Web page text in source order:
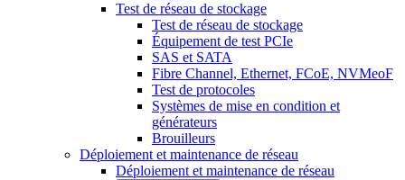
Test de réseau de stockage
Test de réseau de stockage
Équipement de test PCIe
SAS et SATA
Fibre Channel, Ethernet, FCoE, NVMeoF
Test de protocoles
Systèmes de mise en condition et
générateurs
Brouilleurs
Déploiement et maintenance de réseau
Déploiement et maintenance de réseau